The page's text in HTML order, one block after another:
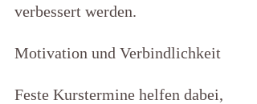
verbessert werden.
Motivation und Verbindlichkeit
Feste Kurstermine helfen dabei,